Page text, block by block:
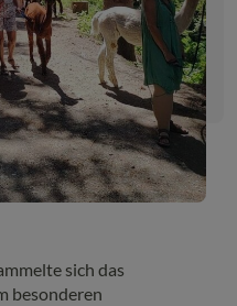
sich das
besonderen